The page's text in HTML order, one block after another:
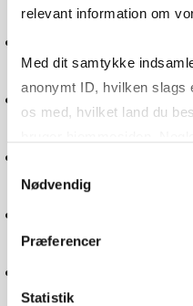
relevant information om
Med dit samtykke
anonymt ID, hvilken slags
os med, hvilket land du
markedsføring. Du
Samtykkevalg
Nødvendig
Præferencer
Statistik
Organisation